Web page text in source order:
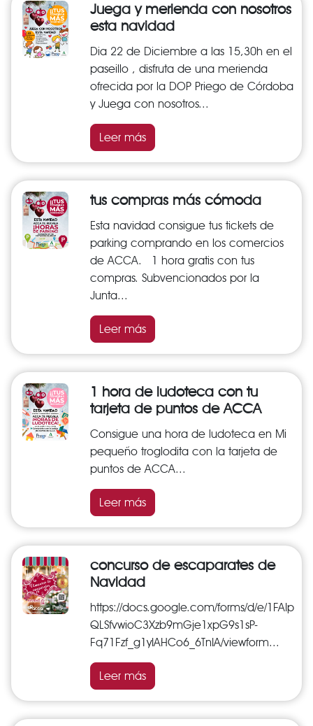
Juega y merienda con nosotros
esta navidad
Dia 22 de Diciembre a las 15,30h en el
paseillo , disfruta de una merienda
ofrecida por la DOP Priego de Córdoba
y Juega con nosotros...
Leer más
tus compras más cómoda
Esta navidad consigue tus tickets de
parking comprando en los comercios
de ACCA. 1 hora gratis con tus
compras. Subvencionados por la
Junta...
Leer más
1 hora de ludoteca con tu
tarjeta de puntos de ACCA
Consigue una hora de ludoteca en Mi
pequeño troglodita con la tarjeta de
puntos de ACCA...
Leer más
concurso de escaparates de
Navidad
https://docs.google.com/forms/d/e/1FAIp
QLSfvwioC3Xzb9mGje1xpG9s1sP-
Fq71Fzf_g1yIAHCo6_6TnIA/viewform...
Leer más